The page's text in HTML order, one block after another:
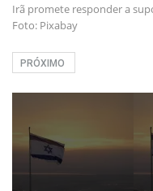
Irã promete responder a
Foto: Pixabay
PRÓXIMO